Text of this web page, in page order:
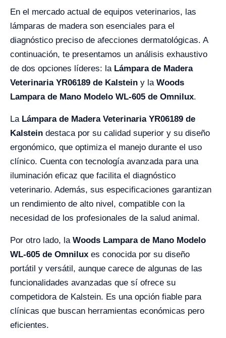
En el mercado actual de equipos veterinarios, las
lámparas de madera son esenciales para el
diagnóstico preciso de afecciones dermatológicas. A
continuación, te presentamos un análisis exhaustivo
de dos opciones líderes: la Lámpara de Madera
Veterinaria YR06189 de Kalstein y la Woods
Lampara de Mano Modelo WL-605 de Omnilux.
La Lámpara de Madera Veterinaria YR06189 de
Kalstein destaca por su calidad superior y su diseño
ergonómico, que optimiza el manejo durante el uso
clínico. Cuenta con tecnología avanzada para una
iluminación eficaz que facilita el diagnóstico
veterinario. Además, sus especificaciones garantizan
un rendimiento de alto nivel, compatible con la
necesidad de los profesionales de la salud animal.
Por otro lado, la Woods Lampara de Mano Modelo
WL-605 de Omnilux es conocida por su diseño
portátil y versátil, aunque carece de algunas de las
funcionalidades avanzadas que sí ofrece su
competidora de Kalstein. Es una opción fiable para
clínicas que buscan herramientas económicas pero
eficientes.